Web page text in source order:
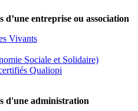
entreprise ou association
Vivants
Sociale et Solidaire)
Qualiopi
d'une administration